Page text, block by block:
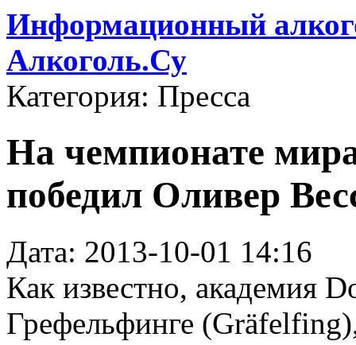
Информационный
Алкоголь.Су
Категория: Пресса
На чемпионате
победил Оливер
Дата: 2013-10-01 14:16
Как известно, академия
Грефельфинге